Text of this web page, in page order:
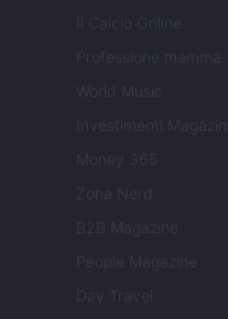
Il Calcio Online
Professione mamma
World Music
Investimenti Magazine
Money 365
Zona Nerd
B2B Magazine
People Magazine
Day Travel